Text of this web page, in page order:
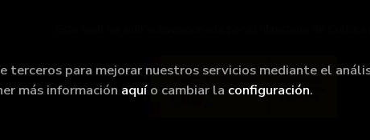
terceros para mejorar nuestros servicios mediante el
más información aquío cambiar la configuración.